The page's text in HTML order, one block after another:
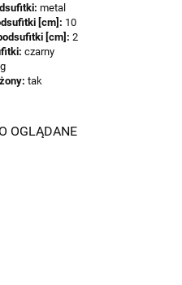
metal
[cm]: 10
[cm]: 2
czarny
tak
OGLĄDANE